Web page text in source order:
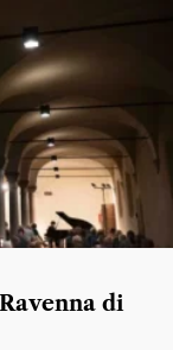
di